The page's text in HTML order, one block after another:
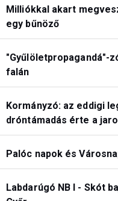
Milliókkal akart
egy bűnöző
"Gyűlöletpropagandá"-
falán
Kormányzó: az eddigi
dróntámadás érte a
Palóc napok és
Labdarúgó NB I - Skót